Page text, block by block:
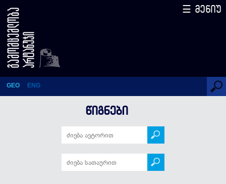
Старый Тбилиси. 50 истории
GEO ENG
☰ მენიუ
ᲬᲘᲒᲜᲔᲑᲘ